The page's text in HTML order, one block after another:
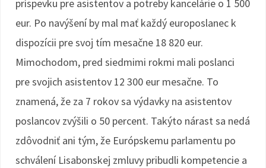
príspevku pre asistentov a potreby kancelárie o 1 500
eur. Po navýšení by mal mať každý europoslanec k
dispozícii pre svoj tím mesačne 18 820 eur.
Mimochodom, pred siedmimi rokmi mali poslanci
pre svojich asistentov 12 300 eur mesačne. To
znamená, že za 7 rokov sa výdavky na asistentov
poslancov zvýšili o 50 percent. Takýto nárast sa nedá
zdôvodniť ani tým, že Európskemu parlamentu po
schválení Lisabonskej zmluvy pribudli kompetencie a